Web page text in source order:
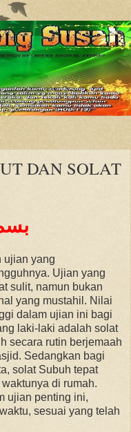
DAN SOLAT
ujian yang
Ujian yang
sulit, namun bukan
yang mustahil. Nilai
dalam ujian ini bagi
laki-laki adalah solat
secara rutin berjemaah
Sedangkan bagi
solat Subuh tepat
waktunya di rumah.
ujian penting ini,
sesuai yang telah